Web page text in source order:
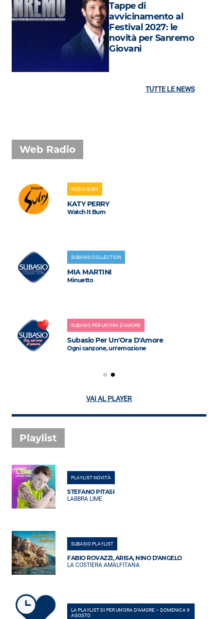
Tappe di
avvicinamento al
Festival 2027: le
novità per Sanremo
Giovani
TUTTE LE NEWS
Web Radio
RADIO SUBY
KATY PERRY
Watch It Burn
SUBASIO COLLECTION
MIA MARTINI
Minuetto
SUBASIO PER UN'ORA D'AMORE
Subasio Per Un'Ora D'Amore
Ogni canzone, un'emozione
VAI AL PLAYER
Playlist
PLAYLIST NOVITÀ
STEFANO PITASI
LABBRA LIME
SUBASIO PLAYLIST
FABIO ROVAZZI, ARISA, NINO D'ANGELO
LA COSTIERA AMALFITANA
LA PLAYLIST DI PER UN’ORA D’AMORE – DOMENICA 9
AGOSTO